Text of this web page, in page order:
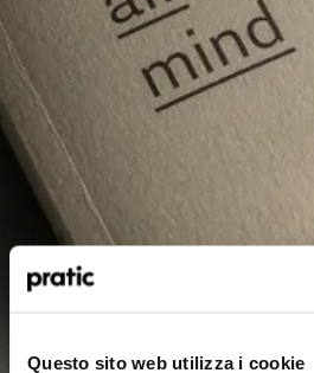
Questo sito web utilizza i cookie
HoReCa